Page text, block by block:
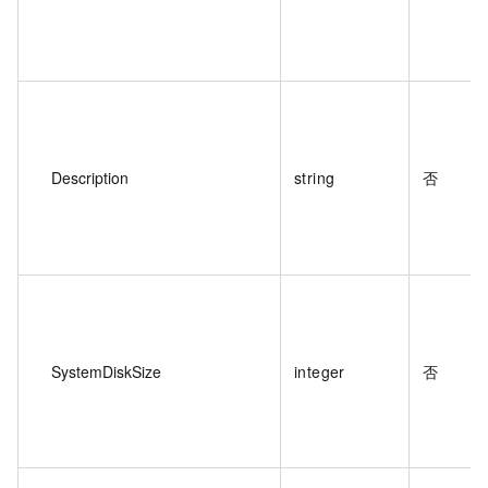
Description string 否
SystemDiskSize integer 否